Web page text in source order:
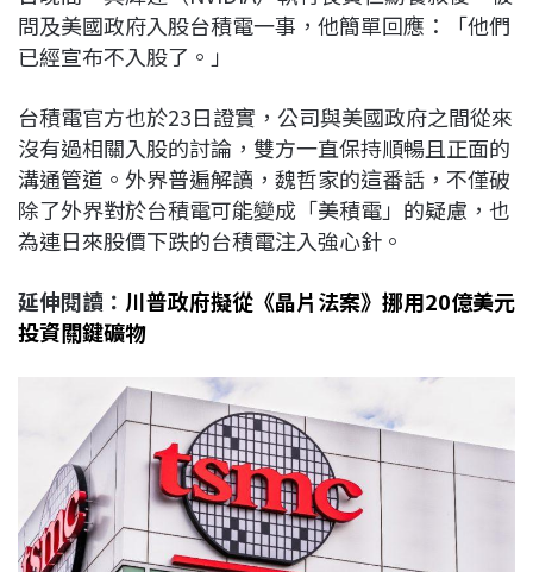
問及美國政府入股台積電一事，他簡單回應：「他們
已經宣布不入股了。」
台積電官方也於23日證實，公司與美國政府之間從來
沒有過相關入股的討論，雙方一直保持順暢且正面的
溝通管道。外界普遍解讀，魏哲家的這番話，不僅破
除了外界對於台積電可能變成「美積電」的疑慮，也
為連日來股價下跌的台積電注入強心針。
延伸閱讀： 川普政府擬從《晶片法案》挪用20億美元
投資關鍵礦物